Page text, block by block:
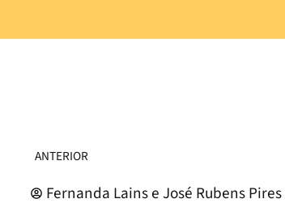
ANTERIOR
Fernanda Lains e José Rubens